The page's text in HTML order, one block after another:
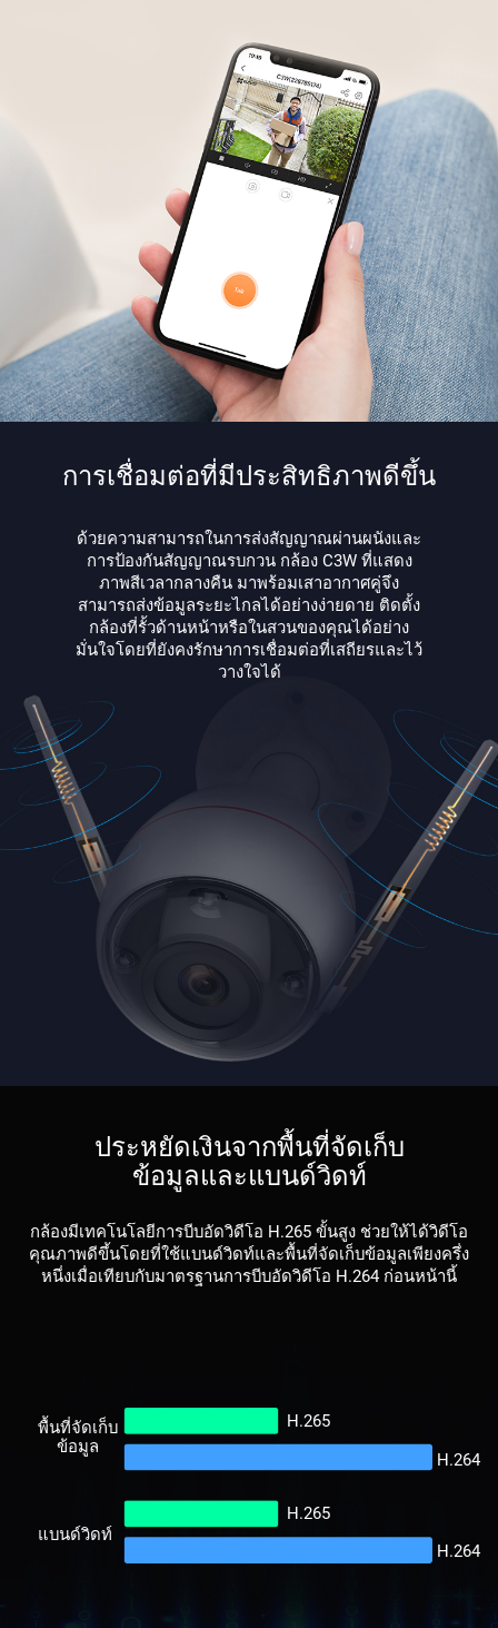
การเชื่อมต่อที่มีประสิทธิภาพดีขึ้น
ด้วยความสามารถในการส่งสัญญาณผ่านผนังและ
การป้องกันสัญญาณรบกวน กล้อง C3W ที่แสดง
ภาพสีเวลากลางคืน มาพร้อมเสาอากาศคู่จึง
สามารถส่งข้อมูลระยะไกลได้อย่างง่ายดาย ติดตั้ง
กล้องที่รั้วด้านหน้าหรือในสวนของคุณได้อย่าง
มั่นใจโดยที่ยังคงรักษาการเชื่อมต่อที่เสถียรและไว้
วางใจได้
ประหยัดเงินจากพื้นที่จัดเก็บ
ข้อมูลและแบนด์วิดท์
กล้องมีเทคโนโลยีการบีบอัดวิดีโอ H.265 ขั้นสูง ช่วยให้ได้วิดีโอ
คุณภาพดีขึ้นโดยที่ใช้แบนด์วิดท์และพื้นที่จัดเก็บข้อมูลเพียงครึ่ง
หนึ่งเมื่อเทียบกับมาตรฐานการบีบอัดวิดีโอ H.264 ก่อนหน้านี้
พื้นที่จัดเก็บ
ข้อมูล
แบนด์วิดท์
H.265
H.264
H.265
H.264